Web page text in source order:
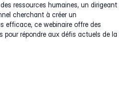
ressources humaines, un dirigeant
cherchant à créer un
efficace, ce webinaire offre des
pour répondre aux défis actuels de la